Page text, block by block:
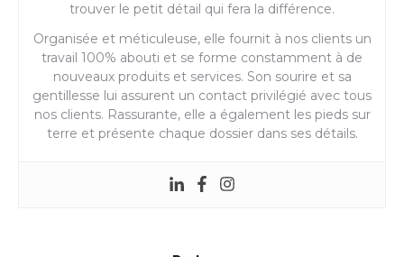
trouver le petit détail qui fera la différence.
Organisée et méticuleuse, elle fournit à nos clients un
travail 100% abouti et se forme constamment à de
nouveaux produits et services. Son sourire et sa
gentillesse lui assurent un contact privilégié avec tous
nos clients. Rassurante, elle a également les pieds sur
terre et présente chaque dossier dans ses détails.